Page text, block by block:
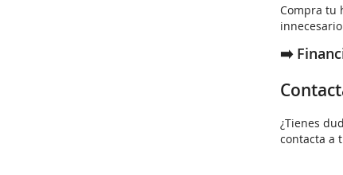
Compra tu
➡️
¿Tienes
contacta a